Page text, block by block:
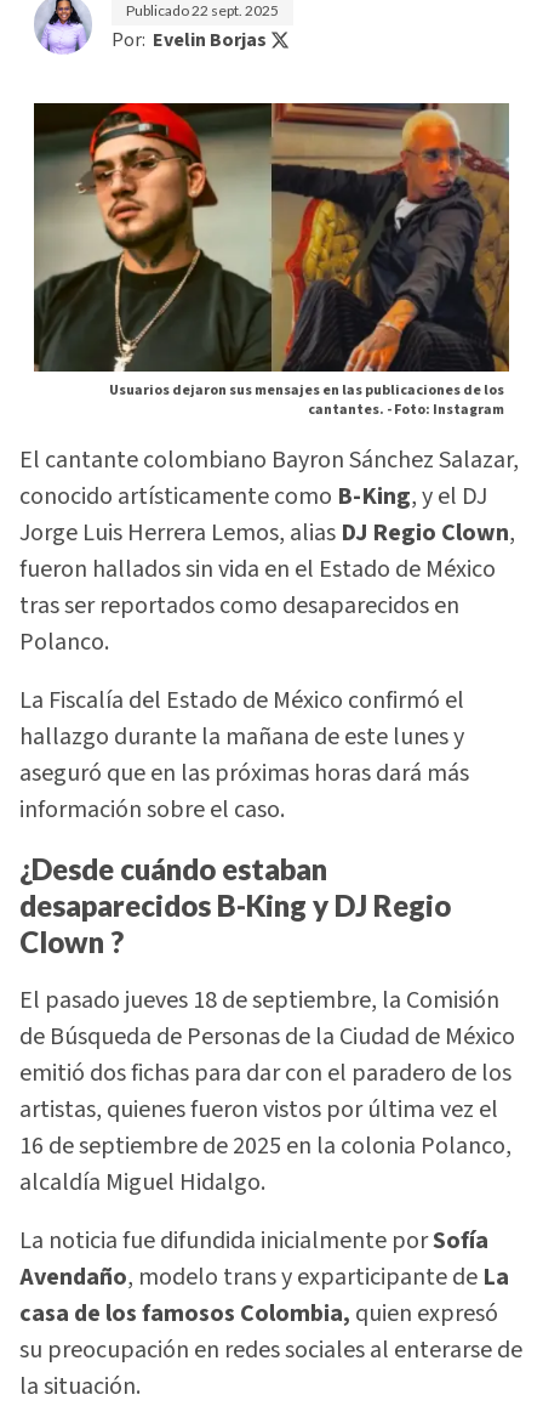
Publicado22 sept. 2025
Por: Evelin Borjas
Usuarios dejaron sus mensajes en las publicaciones de los
cantantes. -Foto: Instagram
El cantante colombiano Bayron Sánchez Salazar,
conocido artísticamente como B-King, y el DJ
Jorge Luis Herrera Lemos, alias DJ Regio Clown,
fueron hallados sin vida en el Estado de México
tras ser reportados como desaparecidos en
Polanco.
La Fiscalía del Estado de México confirmó el
hallazgo durante la mañana de este lunes y
aseguró que en las próximas horas dará más
información sobre el caso.
¿Desde cuándo estaban
desaparecidos B-King y DJ Regio
Clown ?
El pasado jueves 18 de septiembre, la Comisión
de Búsqueda de Personas de la Ciudad de México
emitió dos fichas para dar con el paradero de los
artistas, quienes fueron vistos por última vez el
16 de septiembre de 2025 en la colonia Polanco,
alcaldía Miguel Hidalgo.
La noticia fue difundida inicialmente porSofía
Avendaño, modelo trans y exparticipante de La
casa de los famosos Colombia, quien expresó
su preocupación en redes sociales al enterarse de
la situación.